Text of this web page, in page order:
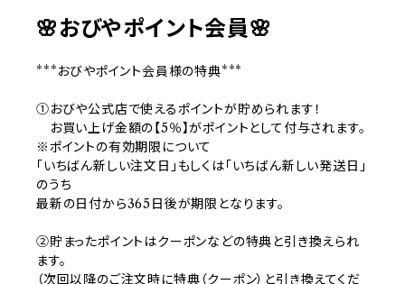
🌸おびやポイント会員🌸
***おびやポイント会員様の特典***
①おびや公式店で使えるポイントが貯められます！
お買い上げ金額の【5％】がポイントとして付与されます。
※ポイントの有効期限について
「いちばん新しい注文日」もしくは「いちばん新しい発送日」
のうち
最新の日付から365日後が期限となります。
②貯まったポイントはクーポンなどの特典と引き換えられ
ます。
（次回以降のご注文時に特典（クーポン）と引き換えてくだ